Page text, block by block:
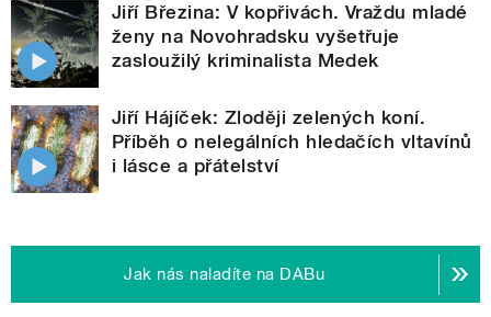
Jiří Březina: V kopřivách. Vraždu mladé
ženy na Novohradsku vyšetřuje
zasloužilý kriminalista Medek
Jiří Hájíček: Zloději zelených koní.
Příběh o nelegálních hledačích vltavínů
i lásce a přátelství
Jak nás naladíte na DABu